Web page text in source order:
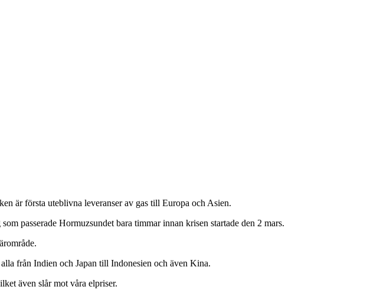
är första uteblivna leveranser av gas till Europa och Asien.
passerade Hormuzsundet bara timmar innan krisen startade den 2 mars.
från Indien och Japan till Indonesien och även Kina.
även slår mot våra elpriser.